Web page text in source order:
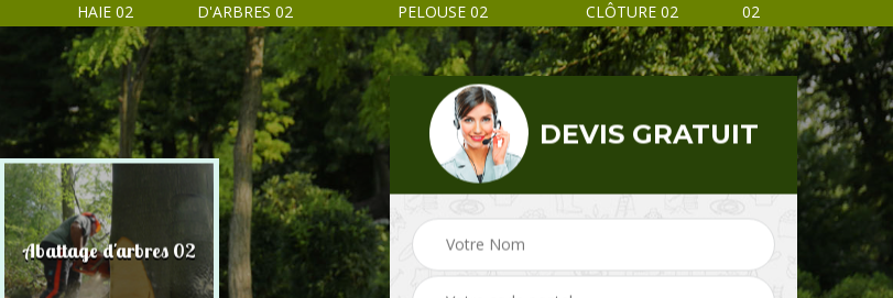
HAIE 02
D'ARBRES 02
PELOUSE 02
CLÔTURE 02
02
Abattage d'arbres 02 Taille de haie 02 Pose de clôture et Etêtage 02
DEVIS GRATUIT